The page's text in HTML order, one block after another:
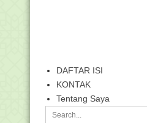
DAFTAR ISI
KONTAK
Tentang Saya